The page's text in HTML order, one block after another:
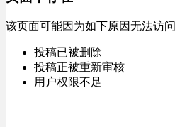
该页面可能因为如下原因无法访问
投稿已被删除
投稿正被重新审核
用户权限不足